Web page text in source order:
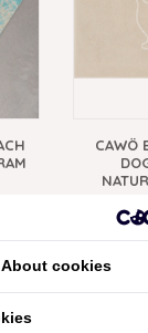
CAWÖ
NIEUW
About cookies